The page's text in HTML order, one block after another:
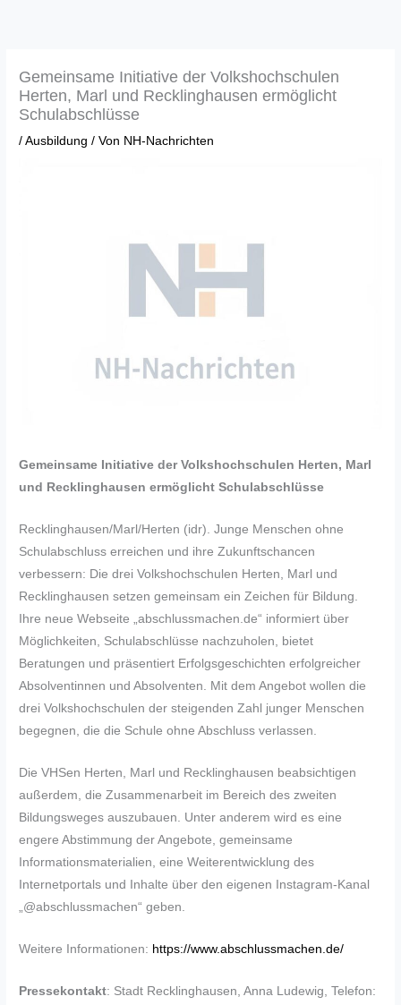
Gemeinsame Initiative der Volkshochschulen
Herten, Marl und Recklinghausen ermöglicht
Schulabschlüsse
/Ausbildung / Von NH-Nachrichten
Gemeinsame Initiative der Volkshochschulen Herten, Marl
und Recklinghausen ermöglicht Schulabschlüsse
Recklinghausen/Marl/Herten (idr). Junge Menschen ohne
Schulabschluss erreichen und ihre Zukunftschancen
verbessern: Die drei Volkshochschulen Herten, Marl und
Recklinghausen setzen gemeinsam ein Zeichen für Bildung.
Ihre neue Webseite „abschlussmachen.de“ informiert über
Möglichkeiten, Schulabschlüsse nachzuholen, bietet
Beratungen und präsentiert Erfolgsgeschichten erfolgreicher
Absolventinnen und Absolventen. Mit dem Angebot wollen die
drei Volkshochschulen der steigenden Zahl junger Menschen
begegnen, die die Schule ohne Abschluss verlassen.
Die VHSen Herten, Marl und Recklinghausen beabsichtigen
außerdem, die Zusammenarbeit im Bereich des zweiten
Bildungsweges auszubauen. Unter anderem wird es eine
engere Abstimmung der Angebote, gemeinsame
Informationsmaterialien, eine Weiterentwicklung des
Internetportals und Inhalte über den eigenen Instagram-Kanal
„@abschlussmachen“ geben.
Weitere Informationen: https://www.abschlussmachen.de/
Pressekontakt: Stadt Recklinghausen, Anna Ludewig, Telefon: